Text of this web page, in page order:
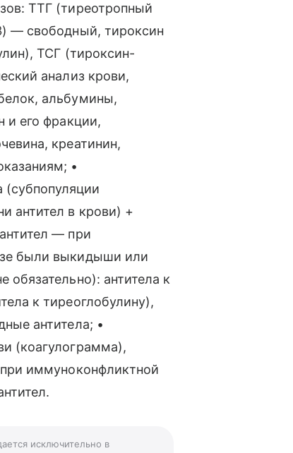
ТТГ (тиреотропный
— свободный, тироксин
ТСГ (тироксин-
анализ крови,
альбумины,
и его фракции,
креатинин,
•
антител в крови) +
— при
были выкидыши или
антитела к
к тиреоглобулину),
антитела; •
(коагулограмма),
иммуноконфликтной
исключительно в